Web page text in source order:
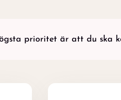
prioritet är att du ska